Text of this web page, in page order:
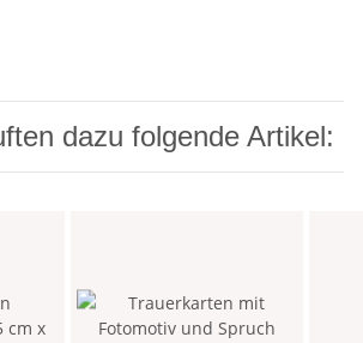
dazu folgende Artikel: